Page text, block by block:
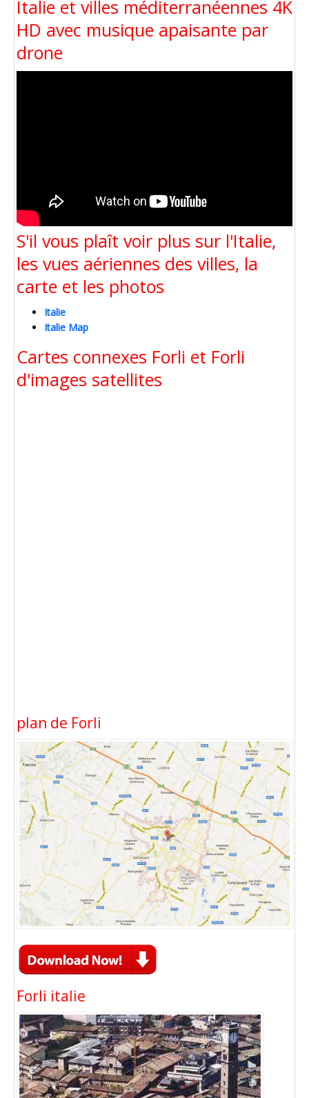
Italie et villes méditerranéennes 4K
HD avec musique apaisante par
drone
S'il vous plaît voir plus sur l'Italie,
les vues aériennes des villes, la
carte et les photos
Italie
Italie Map
Cartes connexes Forli et Forli
d'images satellites
plan de Forli
Forli italie